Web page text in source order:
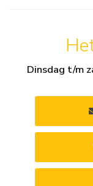
Dinsdag t/m